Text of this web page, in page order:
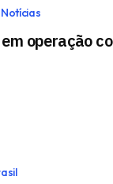
Notícias
operação